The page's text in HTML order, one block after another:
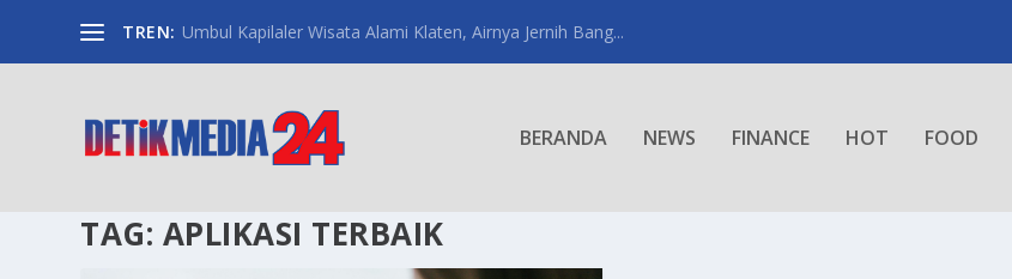
TREN: Umbul Kapilaler Wisata Alami Klaten, Airnya Jernih Bang...
BERANDA NEWS FINANCE HOT FOOD
TAG: APLIKASI TERBAIK